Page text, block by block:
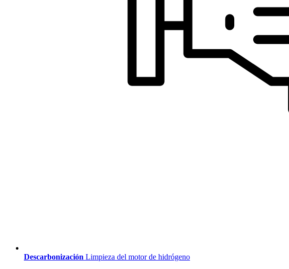
Descarbonización Limpieza del motor de hidrógeno